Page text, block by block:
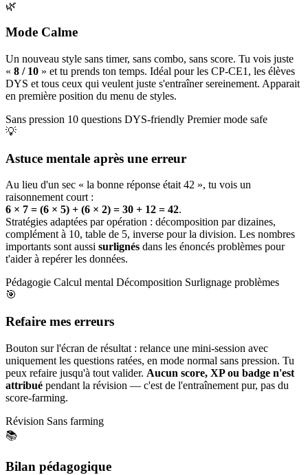
🌿
Mode Calme
Un nouveau style sans timer, sans combo, sans score. Tu vois juste
« 8 / 10 » et tu prends ton temps. Idéal pour les CP-CE1, les élèves
DYS et tous ceux qui veulent juste s'entraîner sereinement. Apparait
en première position du menu de styles.
Sans pression 10 questions DYS-friendly Premier mode safe
💡
Astuce mentale après une erreur
Au lieu d'un sec « la bonne réponse était 42 », tu vois un
raisonnement court :
6 × 7 = (6 × 5) + (6 × 2) = 30 + 12 = 42.
Stratégies adaptées par opération : décomposition par dizaines,
complément à 10, table de 5, inverse pour la division. Les nombres
importants sont aussi surlignés dans les énoncés problèmes pour
t'aider à repérer les données.
Pédagogie Calcul mental Décomposition Surlignage problèmes
🎯
Refaire mes erreurs
Bouton sur l'écran de résultat : relance une mini-session avec
uniquement les questions ratées, en mode normal sans pression. Tu
peux refaire jusqu'à tout valider. Aucun score, XP ou badge n'est
attribué pendant la révision — c'est de l'entraînement pur, pas du
score-farming.
Révision Sans farming
📚
Bilan pédagogique